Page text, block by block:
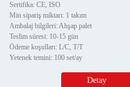
Sertifika: CE, ISO
Min sipariş miktarı: 1 takım
Ambalaj bilgileri: Ahşap palet
Teslim süresi: 10-15 gün
Ödeme koşulları: L/C, T/T
Yetenek temini: 100 set/ay
Detay